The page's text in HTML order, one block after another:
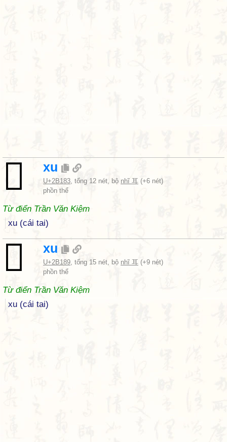
𫆃 xu
U+2B183, tổng 12 nét, bộ nhĩ 耳 (+6 nét)
phồn thể
Từ điển Trần Văn Kiệm
xu (cái tai)
𫆉 xu
U+2B189, tổng 15 nét, bộ nhĩ 耳 (+9 nét)
phồn thể
Từ điển Trần Văn Kiệm
xu (cái tai)